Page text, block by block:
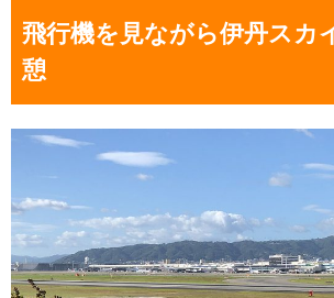
飛行機を見ながら伊丹スカ
憩